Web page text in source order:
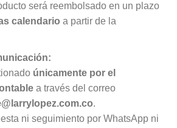
será reembolsado en un plazo
calendario a partir de la
únicamente por el
a través del correo
.
ni seguimiento por WhatsApp ni